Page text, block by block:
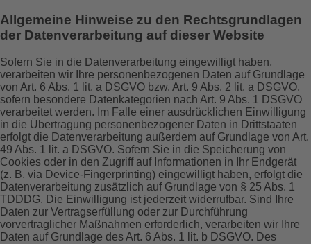
Allgemeine Hinweise zu den Rechtsgrundlagen
der Datenverarbeitung auf dieser Website
Sofern Sie in die Datenverarbeitung eingewilligt haben,
verarbeiten wir Ihre personenbezogenen Daten auf Grundlage
von Art. 6 Abs. 1 lit. a DSGVO bzw. Art. 9 Abs. 2 lit. a DSGVO,
sofern besondere Datenkategorien nach Art. 9 Abs. 1 DSGVO
verarbeitet werden. Im Falle einer ausdrücklichen Einwilligung
in die Übertragung personenbezogener Daten in Drittstaaten
erfolgt die Datenverarbeitung außerdem auf Grundlage von Art.
49 Abs. 1 lit. a DSGVO. Sofern Sie in die Speicherung von
Cookies oder in den Zugriff auf Informationen in Ihr Endgerät
(z. B. via Device-Fingerprinting) eingewilligt haben, erfolgt die
Datenverarbeitung zusätzlich auf Grundlage von § 25 Abs. 1
TDDDG. Die Einwilligung ist jederzeit widerrufbar. Sind Ihre
Daten zur Vertragserfüllung oder zur Durchführung
vorvertraglicher Maßnahmen erforderlich, verarbeiten wir Ihre
Daten auf Grundlage des Art. 6 Abs. 1 lit. b DSGVO. Des